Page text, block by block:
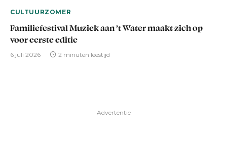
CULTUURZOMER
Familiefestival Muziek aan ’t Water maakt zich op
voor eerste editie
6 juli 2026 2 minuten leestijd
Advertentie